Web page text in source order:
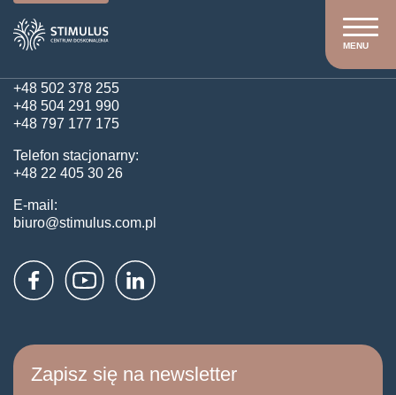
MENU
Kontakt
+48 502 378 255
+48 504 291 990
+48 797 177 175
Telefon stacjonarny:
+48 22 405 30 26
E-mail:
biuro@stimulus.com.pl
Zapisz się na newsletter